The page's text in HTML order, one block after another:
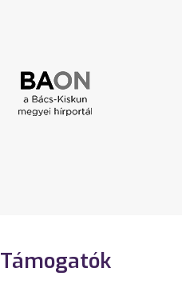
Támogatók